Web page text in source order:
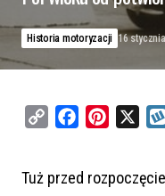
Historia motoryzacji 16
y
e
t
Tuż przed